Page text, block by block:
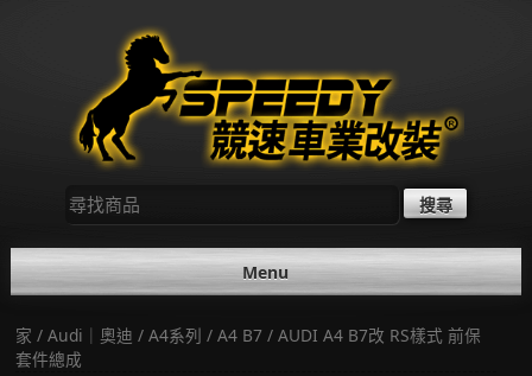
尋
找：
Menu
家 / Audi｜奧迪 / A4系列 / A4 B7 / AUDI A4 B7改 RS樣式 前保
套件總成